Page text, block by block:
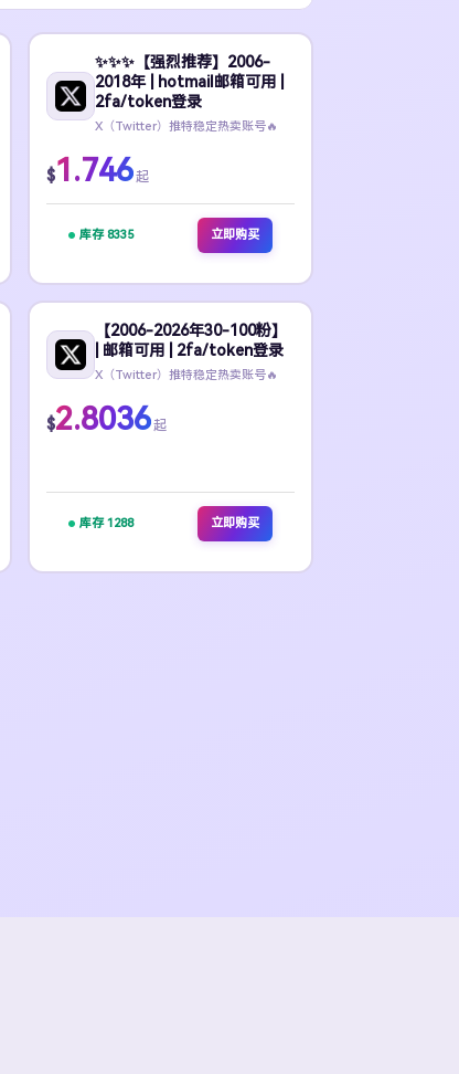
✨️✨️✨️【强烈推荐】2006-
2018年 | hotmail邮箱可用 |
2fa/token登录
X（Twitter）推特稳定热卖账号🔥
$1.746起
库存 8335 立即购买
【2006-2026年30-100粉】
| 邮箱可用 | 2fa/token登录
X（Twitter）推特稳定热卖账号🔥
$2.8036起
库存 1288 立即购买